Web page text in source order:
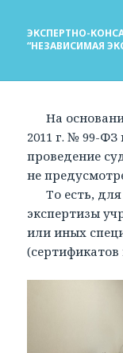
ЭКСПЕРТНО-
“НЕЗАВИСИМАЯ
На
2011 г. № 99-
проведение
не
То есть, для
экспертизы
или иных
(сертификатов